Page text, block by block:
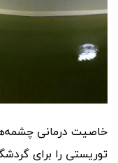
خاصیت درمانی
توریستی را برای